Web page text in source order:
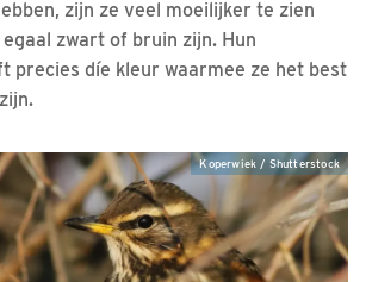
zijn ze veel moeilijker te zien
zwart of bruin zijn. Hun
precies díe kleur waarmee ze het best
Koperwiek / Shutterstock